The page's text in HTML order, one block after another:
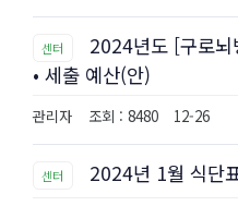
센터
2024년도 [구로뇌
• 세출 예산(안)
관리자 조회 : 8480 12-26
센터 2024년 1월 식단